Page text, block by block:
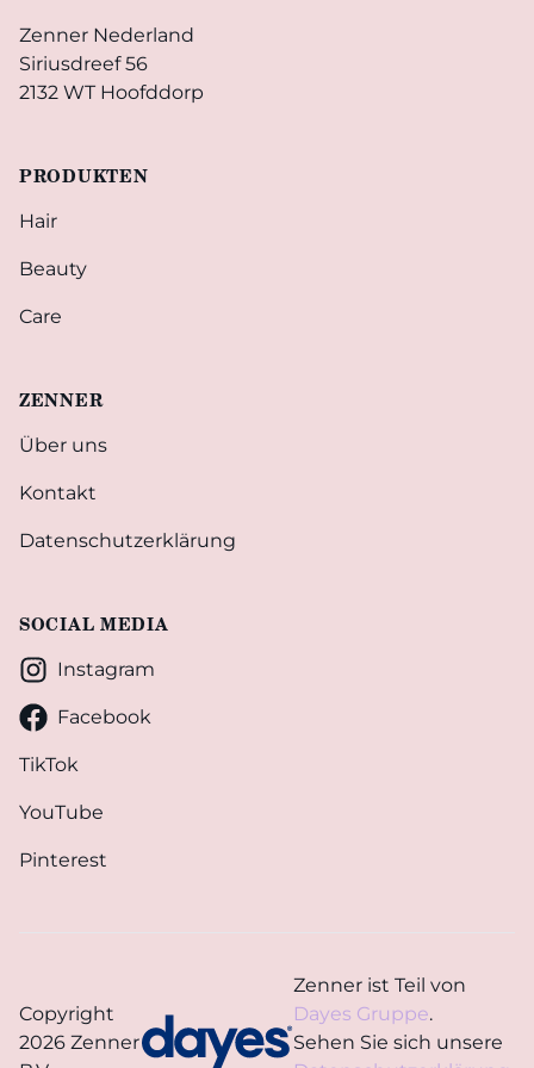
Zenner Nederland
Siriusdreef 56
2132 WT Hoofddorp
PRODUKTEN
Hair
Beauty
Care
ZENNER
Über uns
Kontakt
Datenschutzerklärung
SOCIAL MEDIA
Instagram
Facebook
TikTok
YouTube
Pinterest
Copyright
2026 Zenner
Zenner ist Teil von
Dayes Gruppe.
Sehen Sie sich unsere